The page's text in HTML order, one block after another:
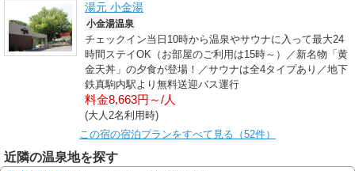
湯元 小金湯
小金湯温泉
チェックイン当日10時から温泉やサウナに入って最大24
時間ステイOK（お部屋のご利用は15時～）／新名物「黄
金天丼」の夕食が登場！／サウナは全4タイプあり／地下
鉄真駒内駅より無料送迎バス運行
料金8,663円～/人
(大人2名利用時)
この宿の宿泊プランをすべて見る（52件）
近隣の温泉地を探す